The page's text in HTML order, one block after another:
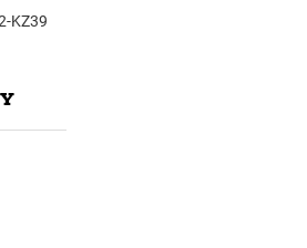
KZ39